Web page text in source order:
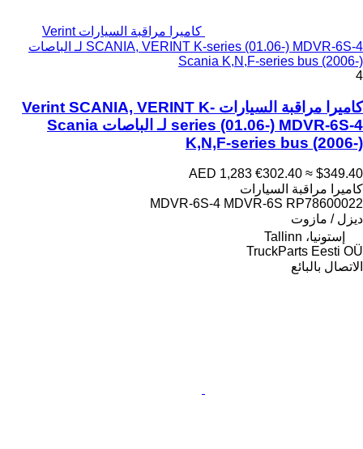
كاميرا مراقبة السيارات Verint
SCANIA, VERINT K-series (01.06-) MDVR-6S-4 لـ الباصات
Scania K,N,F-series bus (2006-)
4
كاميرا مراقبة السيارات Verint SCANIA, VERINT K-
series (01.06-) MDVR-6S-4 لـ الباصات Scania
K,N,F-series bus (2006-)
AED 1,283 €302.40 ≈ $349.40
كاميرا مراقبة السيارات
MDVR-6S-4 MDVR-6S RP78600022
ديزل / مازوت
إستونيا، Tallinn
TruckParts Eesti OÜ
الاتصال بالبائع